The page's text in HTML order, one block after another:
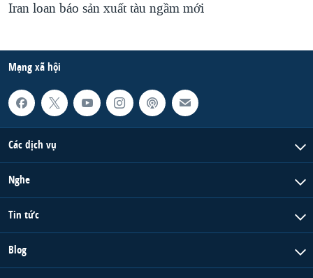
Iran loan báo sản xuất tàu ngầm mới
Mạng xã hội
Các dịch vụ
Nghe
Tin tức
Blog